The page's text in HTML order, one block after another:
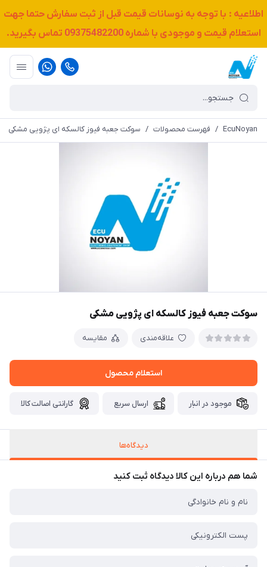
اطلاعیه : با توجه به نوسانات قیمت قبل از ثبت سفارش حتما جهت
استعلام قیمت و موجودی با شماره09375482200 تماس بگیرید.
EcuNoyan
/ فهرست محصولات / سوکت جعبه فیوز کالسکه ای پژویی مشکی
سوکت جعبه فیوز کالسکه ای پژویی مشکی
علاقه‌مندی مقایسه
استعلام محصول
موجود در انبار ارسال سریع گارانتی اصالت کالا
دیدگاه‌ها
شما هم درباره این کالا دیدگاه ثبت کنید